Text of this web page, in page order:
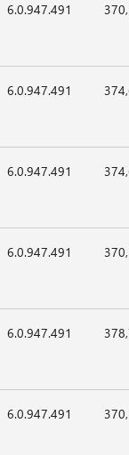
6.0.947.491
6.0.947.491
6.0.947.491
6.0.947.491
6.0.947.491
6.0.947.491